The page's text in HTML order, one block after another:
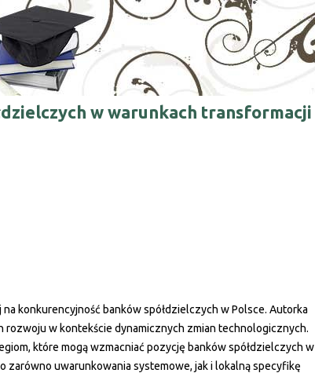
w warunkach transformacji
konkurencyjność banków spółdzielczych w Polsce. Autorka
w kontekście dynamicznych zmian technologicznych.
które mogą wzmacniać pozycję banków spółdzielczych w
zarówno uwarunkowania systemowe, jak i lokalną specyfikę